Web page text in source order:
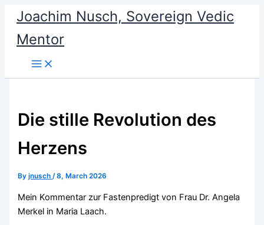
content
Joachim Nusch, Sovereign Vedic
Mentor
Die stille Revolution des
Herzens
Byjnusch/8, March 2026
Mein Kommentar zur Fastenpredigt von Frau Dr. Angela
Merkel in Maria Laach.